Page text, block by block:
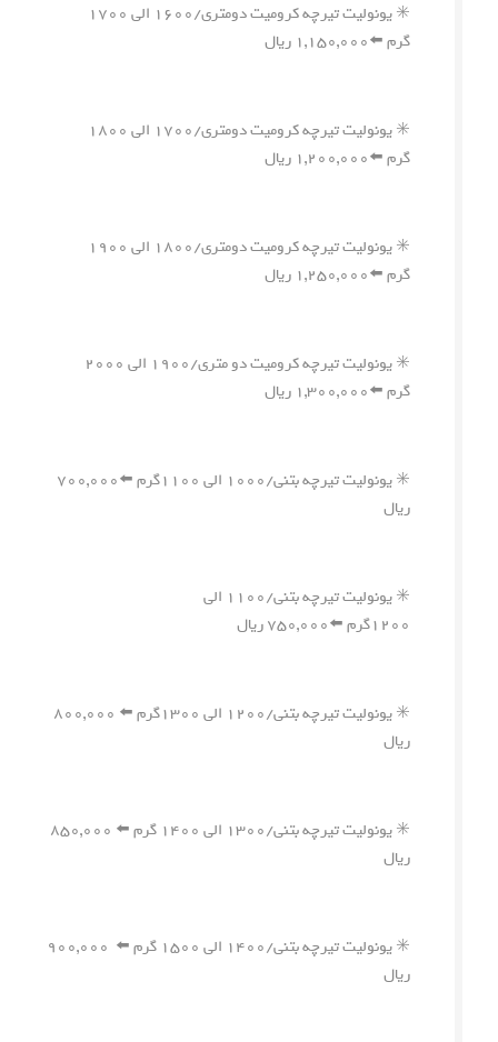
✳️ یونولیت تیرچه کرومیت دومتری/۱۶۰۰ الی ۱۷۰۰
گرم ⬅️۱,۱۵۰,۰۰۰ ریال
✳️ یونولیت تیرچه کرومیت دومتری/۱۷۰۰ الی ۱۸۰۰
گرم ⬅️۱,۲۰۰,۰۰۰ ریال
✳️ یونولیت تیرچه کرومیت دومتری/۱۸۰۰ الی ۱۹۰۰
گرم ⬅️۱,۲۵۰,۰۰۰ ریال
✳️ یونولیت تیرچه کرومیت دو متری/۱۹۰۰ الی ۲۰۰۰
گرم ⬅️۱,۳۰۰,۰۰۰ ریال
✳️ یونولیت تیرچه بتنی/۱۰۰۰ الی ۱۱۰۰گرم ⬅️۷۰۰,۰۰۰
ریال
✳️ یونولیت تیرچه بتنی/۱۱۰۰ الی
۱۲۰۰گرم ⬅️۷۵۰,۰۰۰ ریال
✳️ یونولیت تیرچه بتنی/۱۲۰۰ الی ۱۳۰۰گرم ⬅️ ۸۰۰,۰۰۰
ریال
✳️ یونولیت تیرچه بتنی/۱۳۰۰ الی ۱۴۰۰ گرم ⬅️ ۸۵۰,۰۰۰
ریال
✳️ یونولیت تیرچه بتنی/۱۴۰۰ الی ۱۵۰۰ گرم ⬅️ ۹۰۰,۰۰۰
ریال